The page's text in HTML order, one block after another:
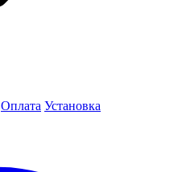
Оплата Установка